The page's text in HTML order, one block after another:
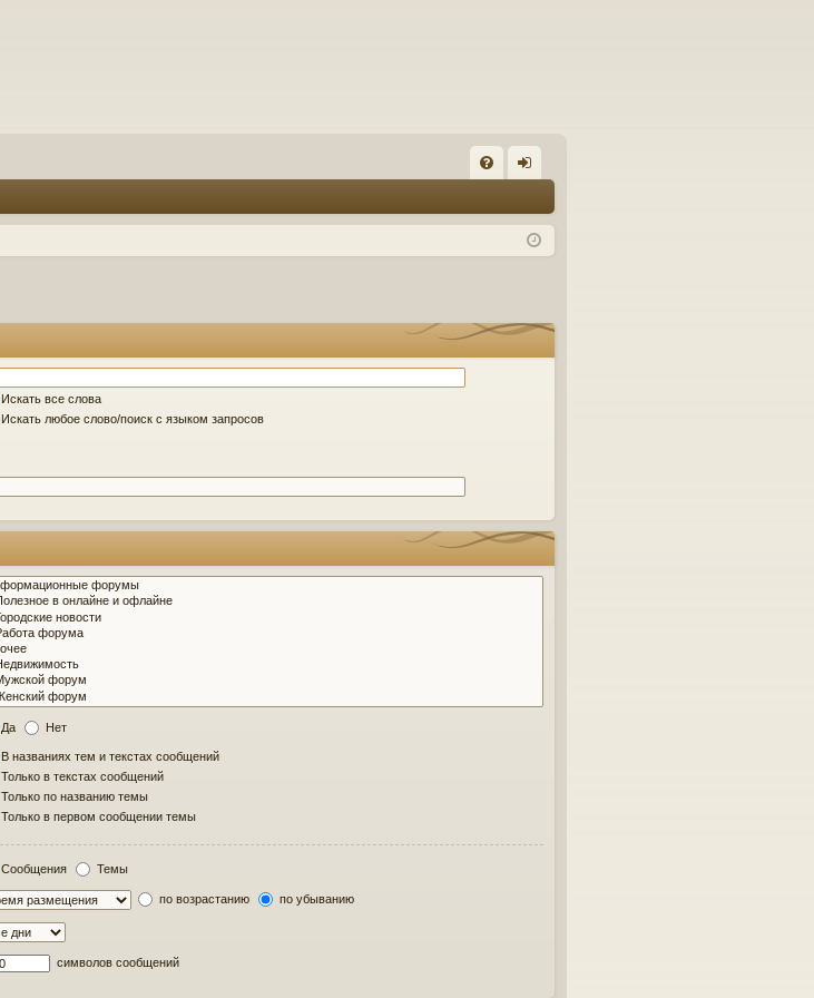
Q д
Искать все слова
Искать любое слово/поиск с языком запросов
Да Нет
В названиях тем и текстах сообщений
Только в текстах сообщений
Только по названию темы
Только в первом сообщении темы
Сообщения Темы
по возрастанию по убыванию
символов сообщений